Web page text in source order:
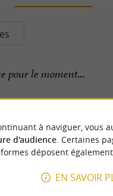
pour le moment...
à naviguer, vous
d'audience. Certaines
déposent également
EN SAVOIR